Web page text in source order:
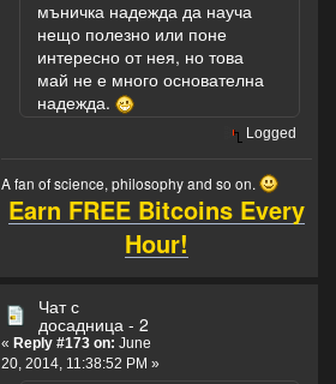
мъничка надежда да науча
нещо полезно или поне
интересно от нея, но това
май не е много основателна
надежда.
Logged
A fan of science, philosophy and so on.
Earn FREE Bitcoins Every
Hour!
Чат с
досадница - 2
« Reply #173 on: June
20, 2014, 11:38:52 PM »